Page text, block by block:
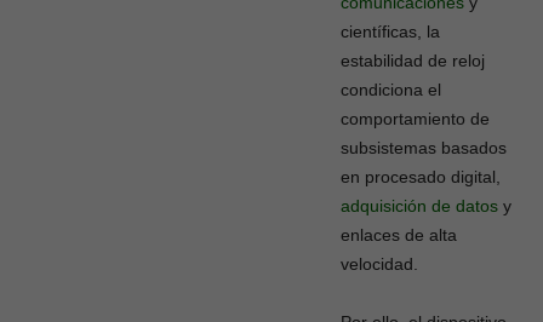
científicas, la
estabilidad de reloj
condiciona el
comportamiento de
subsistemas basados
en procesado digital,
adquisición de datos y
enlaces de alta
velocidad.